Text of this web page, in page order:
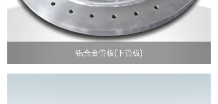
铝合金管板(下管板)